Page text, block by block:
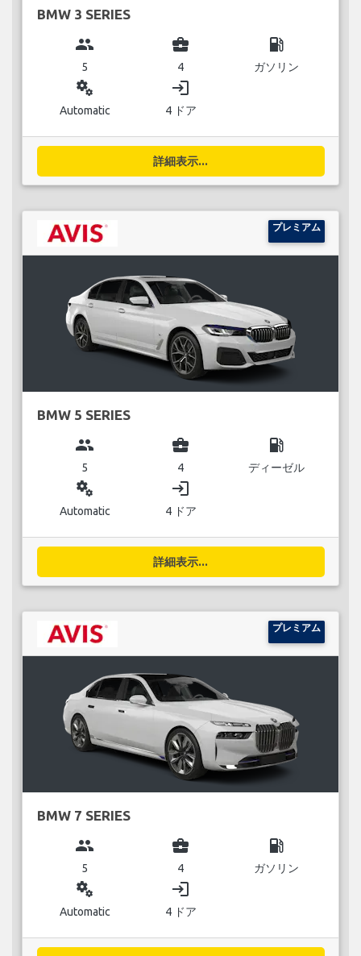
BMW 3 SERIES
group
5
business_center
4
local_gas_station
ガソリン
miscellaneous_services
Automatic
login
4 ドア
詳細表示...
プレミアム
BMW 5 SERIES
group
5
business_center
4
local_gas_station
ディーゼル
miscellaneous_services
Automatic
login
4 ドア
詳細表示...
プレミアム
BMW 7 SERIES
group
5
business_center
4
local_gas_station
ガソリン
miscellaneous_services
Automatic
login
4 ドア